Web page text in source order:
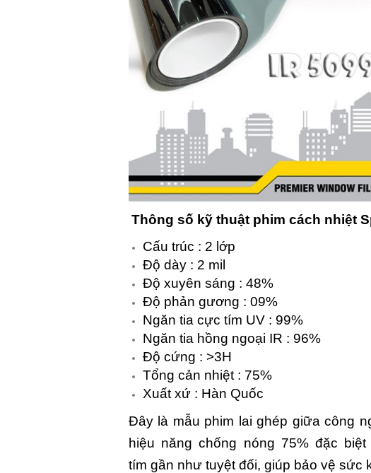
Thông số kỹ thuật phim cách nhiệt
Cấu trúc : 2 lớp
Độ dày : 2 mil
Độ xuyên sáng : 48%
Độ phản gương : 09%
Ngăn tia cực tím UV : 99%
Ngăn tia hồng ngoại IR : 96%
Độ cứng : >3H
Tổng cản nhiệt : 75%
Xuất xứ : Hàn Quốc
Đây là mẫu phim lai ghép giữa công
hiệu năng chống nóng 75% đặc
tím gần như tuyệt đối, giúp bảo vệ sức